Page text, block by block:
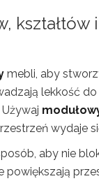
kształtów
mebli, aby
lekkość
wydaje
aby nie
powiększają